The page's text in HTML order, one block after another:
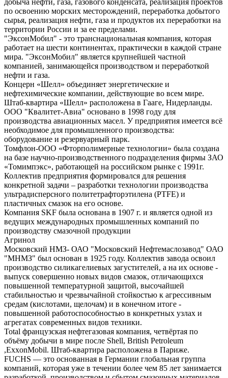
добыча нефти, газа, газового конденсата, реализация проектов
по освоению морских месторождений, переработка добытого
сырья, реализация нефти, газа и продуктов их переработки на
территории России и за ее пределами.
"ЭксонМобил" - это транснациональная компания, которая
работает на шести континентах, практически в каждой стране
мира. "ЭксонМобил" является крупнейшей частной
компанией, занимающейся производством и переработкой
нефти и газа.
Концерн «Шелл» объединяет энергетические и
нефтехимические компании, действующие во всем мире.
Штаб-квартира «Шелл» расположена в Гааге, Нидерланды.
ООО "Квалитет-Авиа" основано в 1998 году для
производства авиационных масел. У предприятия имеется всё
необходимое для промышленного производства:
оборудование и резервуарный парк.
Томфлон-ООО «Фторполимерные технологии» была создана
на базе научно-производственного подразделения фирмы ЗАО
«Томимпэкс», работающей на российском рынке с 1991г.
Коллектив предприятия формировался для решения
конкретной задачи – разработки технологии производства
ультрадисперсного политетрафторэтилена (PTFE) и
пластичных смазок на его основе.
Компания SKF была основана в 1907 г. и является одной из
ведущих международных промышленных компаний по
производству смазочной продукции
Агринол
Московский НМЗ- ОАО "Московский Нефтемаслозавод" ОАО
"МНМЗ" был основан в 1925 году. Коллектив завода освоил
производство силикагелиевых загустителей, а на их основе -
выпуск совершенно новых видов смазок, отличающихся
повышенной температурной защитой, высочайшей
стабильностью и чрезвычайной стойкостью к агрессивным
средам (кислотами, щелочам) и в конечном итоге -
повышенной работоспособностью в конкретных узлах и
агрегатах современных видов техники.
Total французская нефтегазовая компания, четвёртая по
объёму добычи в мире после Shell, British Petroleum
,ExxonMobil. Штаб-квартира расположена в Париже.
FUCHS — это основанная в Германии глобальная группа
компаний, которая уже в течении более чем 85 лет занимается